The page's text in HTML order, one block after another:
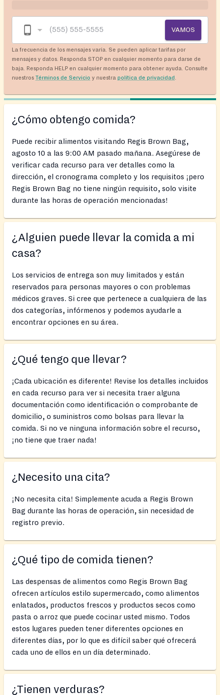
VAMOS
La frecuencia de los mensajes varía. Se pueden aplicar tarifas por
mensajes y datos. Responda STOP en cualquier momento para darse de
baja. Responda HELP en cualquier momento para obtener ayuda. Consulte
nuestros Términos de Servicio y nuestra política de privacidad
¿Cómo obtengo comida?
Puede recibir alimentos visitando Regis Brown Bag,
agosto 10 a las 9:00 AM pasado mañana. Asegúrese de
verificar cada recurso para ver detalles como la
dirección, el cronograma completo y los requisitos ¡pero
Regis Brown Bag no tiene ningún requisito, solo visite
durante las horas de operación mencionadas!
¿Alguien puede llevar la comida a mi
casa?
Los servicios de entrega son muy limitados y están
reservados para personas mayores o con problemas
médicos graves. Si cree que pertenece a cualquiera de las
dos categorías, infórmenos y podemos ayudarle a
encontrar opciones en su área.
¿Qué tengo que llevar?
¡Cada ubicación es diferente! Revise los detalles incluidos
en cada recurso para ver si necesita traer alguna
documentación como identificación o comprobante de
domicilio, o suministros como bolsas para llevar la
comida. Si no ve ninguna información sobre el recurso,
¡no tiene que traer nada!
¿Necesito una cita?
¡No necesita cita! Simplemente acuda a Regis Brown
Bag durante las horas de operación, sin necesidad de
registro previo.
¿Qué tipo de comida tienen?
Las despensas de alimentos como Regis Brown Bag
ofrecen artículos estilo supermercado, como alimentos
enlatados, productos frescos y productos secos como
pasta o arroz que puede cocinar usted mismo. Todos
estos lugares pueden tener diferentes opciones en
diferentes días, por lo que es difícil saber qué ofrecerá
cada uno de ellos en un día determinado.
¿Tienen verduras?